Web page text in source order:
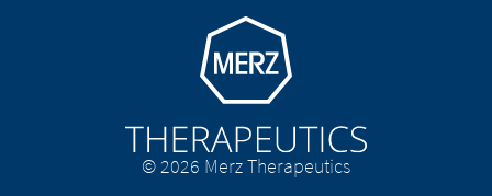
Go to homepage
© 2026 Merz Therapeutics